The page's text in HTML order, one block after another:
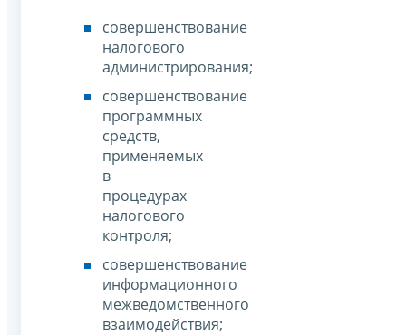
совершенствование
налогового
администрирования;
совершенствование
программных
средств,
применяемых
в
процедурах
налогового
контроля;
совершенствование
информационного
межведомственного
взаимодействия;